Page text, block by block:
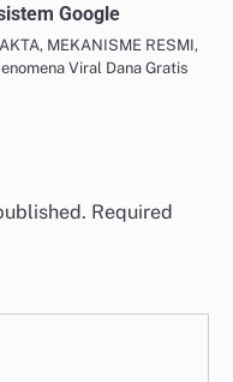
Google
MEKANISME RESMI,
Viral Dana Gratis
Required